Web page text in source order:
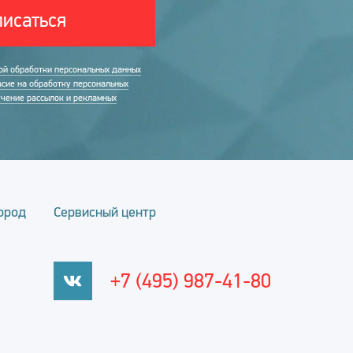
обработки персональных данных
на обработку персональных
рассылок и рекламных
Сервисный центр
+7 (495) 987-41-80